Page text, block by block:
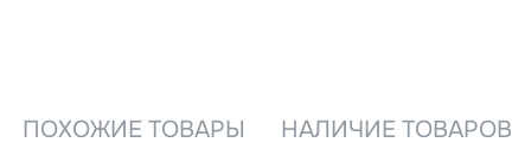
ПОХОЖИЕ ТОВАРЫ НАЛИЧИЕ ТОВАРОВ